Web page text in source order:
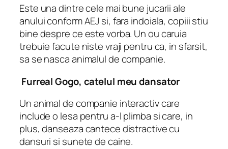
Este una dintre cele mai bune jucarii ale
anului conform AEJ si, fara indoiala, copiii stiu
bine despre ce este vorba. Un ou caruia
trebuie facute niste vraji pentru ca, in sfarsit,
sa se nasca animalul de companie.
Furreal Gogo, catelul meu dansator
Un animal de companie interactiv care
include o lesa pentru a-l plimba si care, in
plus, danseaza cantece distractive cu
dansuri si sunete de caine.